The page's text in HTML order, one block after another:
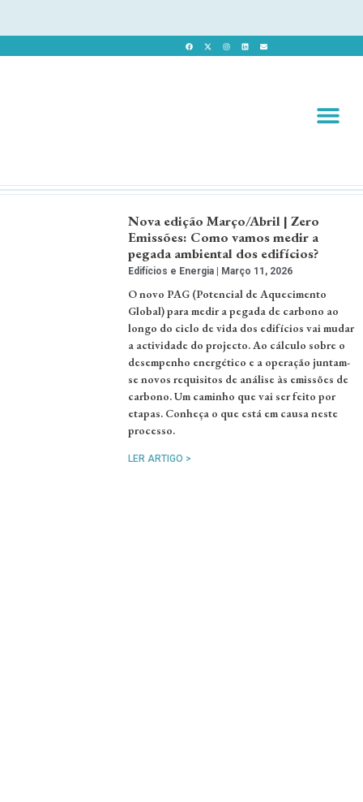
Nova edição Março/Abril | Zero
Emissões: Como vamos medir a
pegada ambiental dos edifícios?
Edifícios e Energia Março 11, 2026
O novo PAG (Potencial de Aquecimento
Global) para medir a pegada de carbono ao
longo do ciclo de vida dos edifícios vai mudar
a actividade do projecto. Ao cálculo sobre o
desempenho energético e a operação juntam-
se novos requisitos de análise às emissões de
carbono. Um caminho que vai ser feito por
etapas. Conheça o que está em causa neste
processo.
LER ARTIGO >